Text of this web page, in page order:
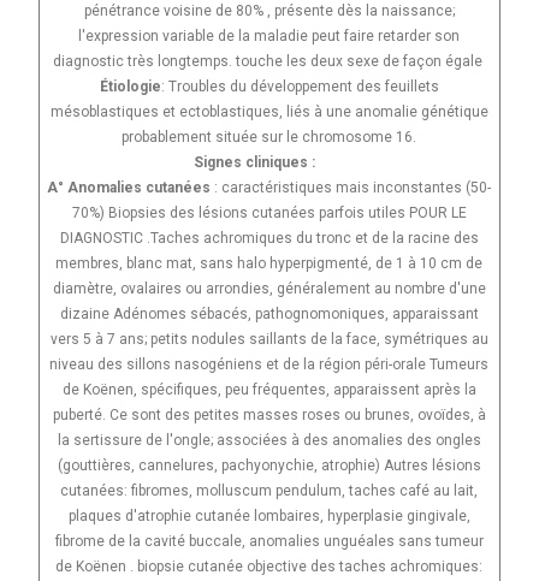
pénétrance voisine de 80% , présente dès la naissance;
l'expression variable de la maladie peut faire retarder son
diagnostic très longtemps. touche les deux sexe de façon égale
Étiologie: Troubles du développement des feuillets
mésoblastiques et ectoblastiques, liés à une anomalie génétique
probablement située sur le chromosome 16.
Signes cliniques :
A° Anomalies cutanées : caractéristiques mais inconstantes (50-
70%) Biopsies des lésions cutanées parfois utiles POUR LE
DIAGNOSTIC .Taches achromiques du tronc et de la racine des
membres, blanc mat, sans halo hyperpigmenté, de 1 à 10 cm de
diamètre, ovalaires ou arrondies, généralement au nombre d'une
dizaine Adénomes sébacés, pathognomoniques, apparaissant
vers 5 à 7 ans; petits nodules saillants de la face, symétriques au
niveau des sillons nasogéniens et de la région péri-orale Tumeurs
de Koënen, spécifiques, peu fréquentes, apparaissent après la
puberté. Ce sont des petites masses roses ou brunes, ovoïdes, à
la sertissure de l'ongle; associées à des anomalies des ongles
(gouttières, cannelures, pachyonychie, atrophie) Autres lésions
cutanées: fibromes, molluscum pendulum, taches café au lait,
plaques d'atrophie cutanée lombaires, hyperplasie gingivale,
fibrome de la cavité buccale, anomalies unguéales sans tumeur
de Koënen . biopsie cutanée objective des taches achromiques: